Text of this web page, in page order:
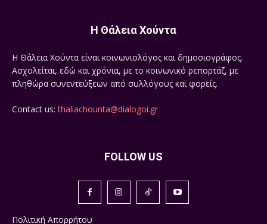
Η Θάλεια Χούντα
Η Θάλεια Χούντα είναι κοινωνιολόγος και δημοσιογράφος.
Ασχολείται, εδώ και χρόνια, με το κοινωνικό ρεπορτάζ, με
πληθώρα συνεντεύξεων από συλλόγους και φορείς.
Contact us:thaliachounta@dialogoi.gr
FOLLOW US
Πολιτική Απορρήτου